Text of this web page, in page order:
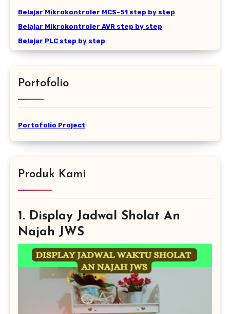
Belajar Mikrokontroler MCS-51 step by step
Belajar Mikrokontroler AVR step by step
Belajar PLC step by step
Portofolio
Portofolio Project
Produk Kami
1. Display Jadwal Sholat An
Najah JWS